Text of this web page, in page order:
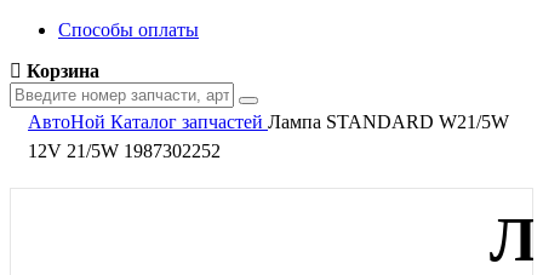
Способы оплаты
Корзина
АвтоНой Каталог запчастей Лампа STANDARD W21/5W
12V 21/5W 1987302252